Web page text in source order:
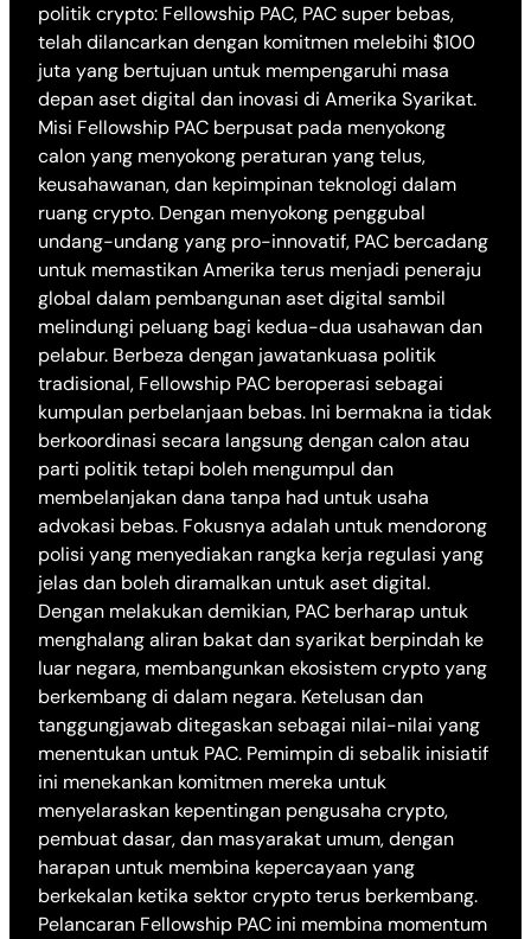
politik crypto: Fellowship PAC, PAC super bebas,
telah dilancarkan dengan komitmen melebihi $100
juta yang bertujuan untuk mempengaruhi masa
depan aset digital dan inovasi di Amerika Syarikat.
Misi Fellowship PAC berpusat pada menyokong
calon yang menyokong peraturan yang telus,
keusahawanan, dan kepimpinan teknologi dalam
ruang crypto. Dengan menyokong penggubal
undang-undang yang pro-innovatif, PAC bercadang
untuk memastikan Amerika terus menjadi peneraju
global dalam pembangunan aset digital sambil
melindungi peluang bagi kedua-dua usahawan dan
pelabur. Berbeza dengan jawatankuasa politik
tradisional, Fellowship PAC beroperasi sebagai
kumpulan perbelanjaan bebas. Ini bermakna ia tidak
berkoordinasi secara langsung dengan calon atau
parti politik tetapi boleh mengumpul dan
membelanjakan dana tanpa had untuk usaha
advokasi bebas. Fokusnya adalah untuk mendorong
polisi yang menyediakan rangka kerja regulasi yang
jelas dan boleh diramalkan untuk aset digital.
Dengan melakukan demikian, PAC berharap untuk
menghalang aliran bakat dan syarikat berpindah ke
luar negara, membangunkan ekosistem crypto yang
berkembang di dalam negara. Ketelusan dan
tanggungjawab ditegaskan sebagai nilai-nilai yang
menentukan untuk PAC. Pemimpin di sebalik inisiatif
ini menekankan komitmen mereka untuk
menyelaraskan kepentingan pengusaha crypto,
pembuat dasar, dan masyarakat umum, dengan
harapan untuk membina kepercayaan yang
berkekalan ketika sektor crypto terus berkembang.
Pelancaran Fellowship PAC ini membina momentum